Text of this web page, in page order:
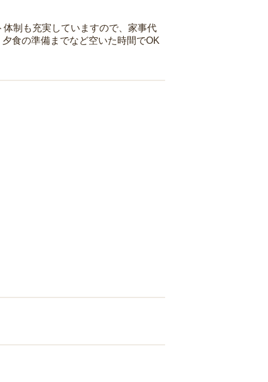
制も充実していますので、家事代
食の準備までなど空いた時間でOK